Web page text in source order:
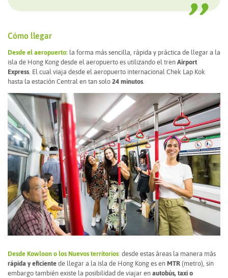
Cómo llegar
Desde el aeropuerto: la forma más sencilla, rápida y práctica de llegar a la
isla de Hong Kong desde el aeropuerto es utilizando el tren Airport
Express . El cual viaja desde el aeropuerto internacional Chek Lap Kok
hasta la estación Central en tan solo 24 minutos
Desde Kowloon o los Nuevos territorios: desde estas áreas la manera más
rápida y eficiente de llegar a la isla de Hong Kong es en MTR (metro), sin
embargo también existe la posibilidad de viajar en autobús, taxi o